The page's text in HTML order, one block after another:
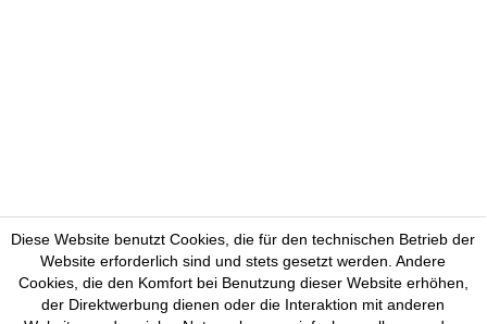
Diese Website benutzt Cookies, die für den technischen Betrieb der
Website erforderlich sind und stets gesetzt werden. Andere
Cookies, die den Komfort bei Benutzung dieser Website erhöhen,
der Direktwerbung dienen oder die Interaktion mit anderen